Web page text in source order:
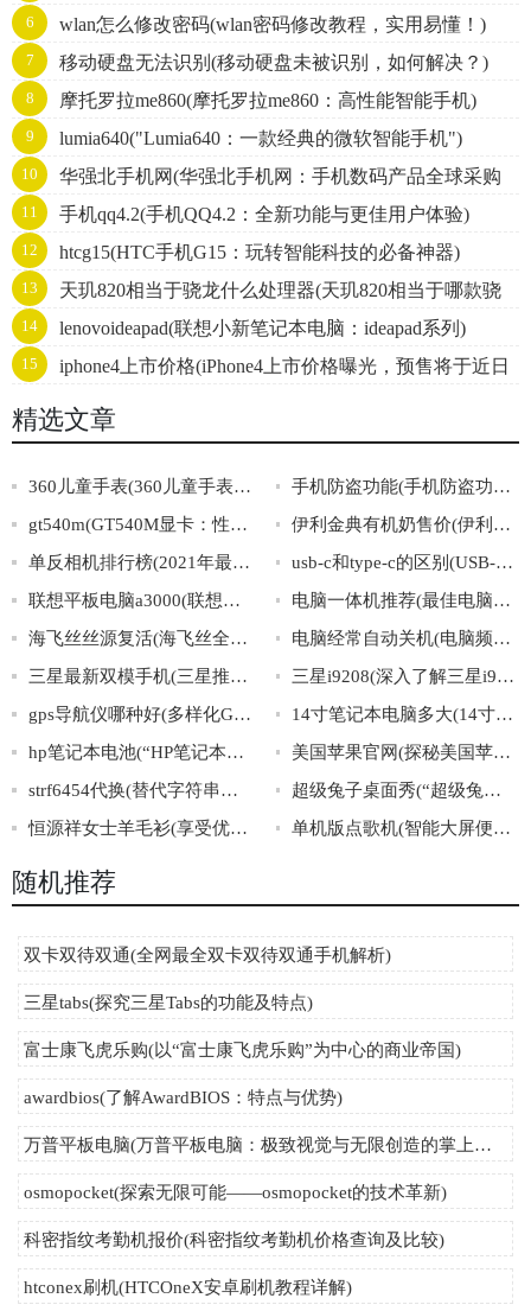
6 wlan怎么修改密码(wlan密码修改教程，实用易懂！)
7 移动硬盘无法识别(移动硬盘未被识别，如何解决？)
8 摩托罗拉me860(摩托罗拉me860：高性能智能手机)
9 lumia640("Lumia640：一款经典的微软智能手机")
10
华强北手机网(华强北手机网：手机数码产品全球采购
中心)
11 手机qq4.2(手机QQ4.2：全新功能与更佳用户体验)
12 htcg15(HTC手机G15：玩转智能科技的必备神器)
13
天玑820相当于骁龙什么处理器(天玑820相当于哪款骁
龙处理器？)
14 lenovoideapad(联想小新笔记本电脑：ideapad系列)
15
iphone4上市价格(iPhone4上市价格曝光，预售将于近日
开启！)
精选文章
360儿童手表(360儿童手表：陪伴宝贝成长的最佳选择)
手机防盗功能(手机防盗功能详解：如何开启、设置与使用，让您的手机安全无忧！)
gt540m(GT540M显卡：性能强悍、高效省电的游戏利器)
伊利金典有机奶售价(伊利金典有机奶售价上涨引发消费者热议)
单反相机排行榜(2021年最新单反相机排名及选购指南)
usb-c和type-c的区别(USB-C和Type-C有何不同？)
联想平板电脑a3000(联想平板电脑a3000：价格实惠，性能卓越的最佳选择)
电脑一体机推荐(最佳电脑一体机推荐，实用性强的多功能选择)
海飞丝丝源复活(海飞丝全新丝源复活，拯救发丝重生！)
电脑经常自动关机(电脑频繁自动关闭，如何解决？)
三星最新双模手机(三星推出全新双模手机，一机双待，信号更稳定)
三星i9208(深入了解三星i9208，掌握最详细资讯)
gps导航仪哪种好(多样化GPS导航推荐：如何选择最好的GPS导航仪？)
14寸笔记本电脑多大(14寸笔记本电脑的尺寸是多少？)
hp笔记本电池(“HP笔记本电池使用技巧与延长寿命方法”)
美国苹果官网(探秘美国苹果官网：从产品到服务，全方位了解苹果的一切)
strf6454代换(替代字符串操作：strf6454代换)
超级兔子桌面秀(“超级兔子桌面秀”：打造你的超萌桌面乐园！)
恒源祥女士羊毛衫(享受优质羊毛的呵护，恒源祥女士羊毛衫闪耀生活奇迹)
单机版点歌机(智能大屏便携式单机点歌机，K歌娱乐唱出你的音乐梦想)
随机推荐
双卡双待双通(全网最全双卡双待双通手机解析)
三星tabs(探究三星Tabs的功能及特点)
富士康飞虎乐购(以“富士康飞虎乐购”为中心的商业帝国)
awardbios(了解AwardBIOS：特点与优势)
万普平板电脑(万普平板电脑：极致视觉与无限创造的掌上奇迹)
osmopocket(探索无限可能——osmopocket的技术革新)
科密指纹考勤机报价(科密指纹考勤机价格查询及比较)
htconex刷机(HTCOneX安卓刷机教程详解)